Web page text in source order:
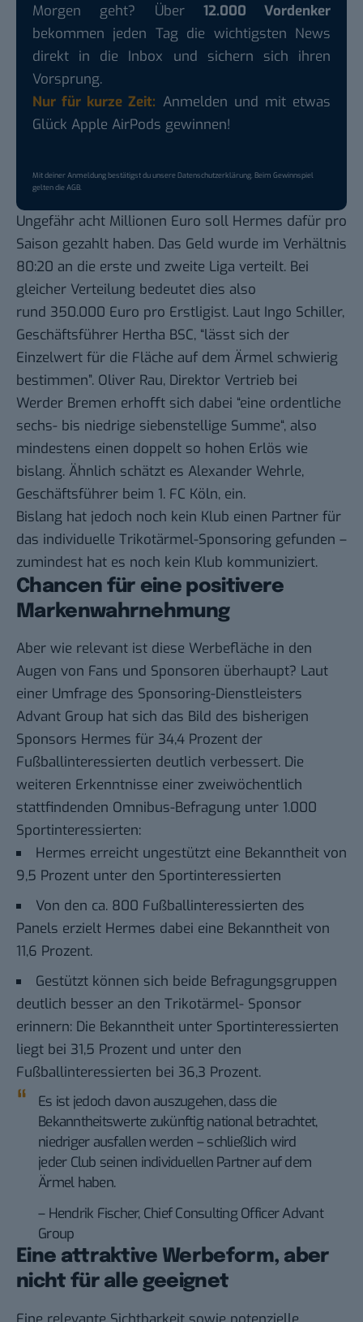
Morgen geht? Über 12.000 Vordenker
bekommen jeden Tag die wichtigsten News
direkt in die Inbox und sichern sich ihren
Vorsprung.
Nur für kurze Zeit: Anmelden und mit etwas
Glück Apple AirPods gewinnen!
Mit deiner Anmeldung bestätigst du unsereDatenschutzerklärung. Beim Gewinnspiel
gelten dieAGB.
Ungefähr acht Millionen Euro soll Hermes dafür pro
Saison gezahlt haben. Das Geld wurde im Verhältnis
80:20 an die erste und zweite Liga verteilt. Bei
gleicher Verteilung bedeutet dies also
rund 350.000 Euro pro Erstligist. Laut Ingo Schiller,
Geschäftsführer Hertha BSC, “lässt sich der
Einzelwert für die Fläche auf dem Ärmel schwierig
bestimmen”. Oliver Rau, Direktor Vertrieb bei
Werder Bremen erhofft sich dabei “eine ordentliche
sechs- bis niedrige siebenstellige Summe“, also
mindestens einen doppelt so hohen Erlös wie
bislang. Ähnlich schätzt es Alexander Wehrle,
Geschäftsführer beim 1. FC Köln, ein.
Bislang hat jedoch noch kein Klub einen Partner für
das individuelle Trikotärmel-Sponsoring gefunden –
zumindest hat es noch kein Klub kommuniziert.
Chancen für eine positivere
Markenwahrnehmung
Aber wie relevant ist diese Werbefläche in den
Augen von Fans und Sponsoren überhaupt? Laut
einer Umfrage des Sponsoring-Dienstleisters
Advant Group hat sich das Bild des bisherigen
Sponsors Hermes für 34,4 Prozent der
Fußballinteressierten deutlich verbessert. Die
weiteren Erkenntnisse einer zweiwöchentlich
stattfindenden Omnibus-Befragung unter 1.000
Sportinteressierten:
Hermes erreicht ungestützt eine Bekanntheit von
9,5 Prozent unter den Sportinteressierten
Von den ca. 800 Fußballinteressierten des
Panels erzielt Hermes dabei eine Bekanntheit von
11,6 Prozent.
Gestützt können sich beide Befragungsgruppen
deutlich besser an den Trikotärmel- Sponsor
erinnern: Die Bekanntheit unter Sportinteressierten
liegt bei 31,5 Prozent und unter den
Fußballinteressierten bei 36,3 Prozent.
Es ist jedoch davon auszugehen, dass die
Bekanntheitswerte zukünftig national betrachtet,
niedriger ausfallen werden – schließlich wird
jeder Club seinen individuellen Partner auf dem
Ärmel haben.
– Hendrik Fischer, Chief Consulting Officer Advant
Group
Eine attraktive Werbeform, aber
nicht für alle geeignet